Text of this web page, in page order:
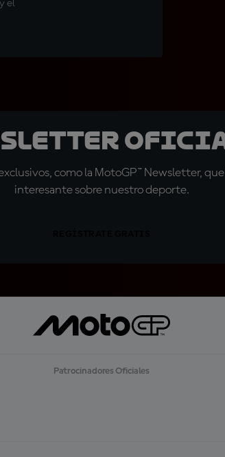
el
oficial
como la MotoGP™ Newsletter,
interesante sobre nuestro deporte.
Patrocinadores Oficiales